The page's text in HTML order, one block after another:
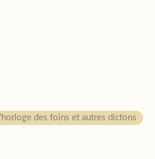
des foins et autres dictons